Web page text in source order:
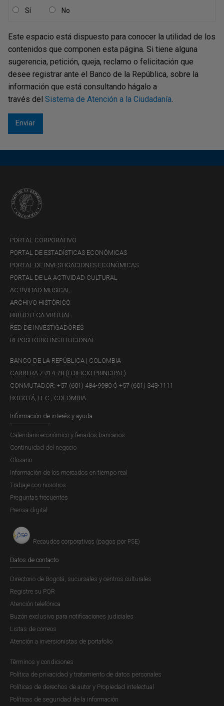
Sí No
Este espacio está dispuesto para conocer la utilidad de los
contenidos que componen esta página. Si tiene alguna
sugerencia, petición, queja, reclamo o felicitación que
desee registrar ante el Banco de la República, sobre la
información que está consultando hágalo a
través del Sistema de Atención a la Ciudadanía.
PORTAL CORPORATIVO
PORTAL DE ESTADÍSTICAS ECONÓMICAS
PORTAL DE INVESTIGACIONES ECONÓMICAS
PORTAL DE LA ACTIVIDAD CULTURAL
ACTIVIDAD MUSICAL
ARCHIVO HISTÓRICO
BIBLIOTECA VIRTUAL
RED DE INVESTIGADORES
REPOSITORIO INSTITUCIONAL
BANCO DE LA REPÚBLICA | COLOMBIA
CARRERA 7 #14-78 (EDIFICIO PRINCIPAL)
CONMUTADOR: +57 (601) 484-9980 Ó +57 (601) 343-1111
BOGOTÁ, D. C., COLOMBIA
Información de interés y ayuda
Calendario económico y feriados bancarios
Continuidad del negocio
Glosario
Información de los mercados en tiempo real
Trabaje con nosotros
Preguntas frecuentes
Prensa digital
Recaudos corporativos (pagos por PSE)
Datos de contacto
Directorio de Bogotá, sucursales y centros culturales
Registre su PQR
Atención telefónica
Buzón exclusivo para notificaciones judiciales
Listas de correos
Atención a inversionistas de portafolio
Términos y condiciones
Política de privacidad y tratamiento de datos personales
Políticas de derechos de autor y Propiedad intelectual
Políticas de seguridad de la información